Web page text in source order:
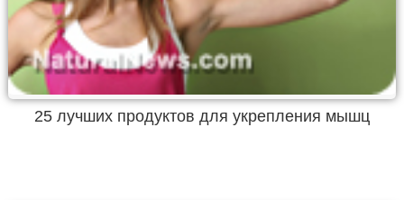
25 лучших продуктов для укрепления мышц